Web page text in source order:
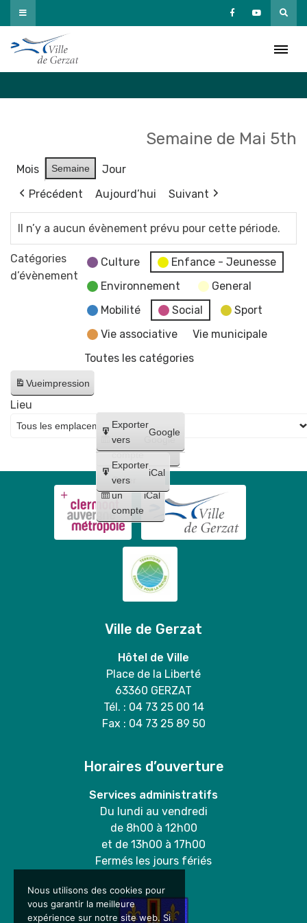
Passer
au
contenu
Semaine de Mai 5th
Mois Semaine
Jour
Précédent
Aujourd’hui Suivant
Il n’y a aucun évènement prévu pour cette période.
Catégories
d’évènement
Culture
Enfance - Jeunesse
Environnement
General
Mobilité
Social
Sport
Vie associative
Vie municipale
Toutes les catégories
Vueimpression
Créer
un
compte
Google
Créer
un
compte
iCal
Exporter
vers
Google
Exporter
vers
iCal
Lieu
Ville de Gerzat
Hôtel de Ville
Place de la Liberté
63360 GERZAT
Tél. : 04 73 25 00 14
Fax : 04 73 25 89 50
Horaires d’ouverture
Services administratifs
Du lundi au vendredi
de 8h00 à 12h00
et de 13h00 à 17h00
Fermés les jours fériés
Nous utilisons des cookies pour
vous garantir la meilleure
expérience sur notre site web. Si